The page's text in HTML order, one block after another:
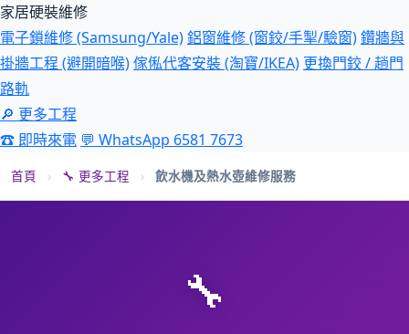
家居硬裝維修
電子鎖維修 (Samsung/Yale)鋁窗維修 (窗鉸/手掣/驗窗)鑽牆與
掛牆工程 (避開暗喉)傢俬代客安裝 (淘寶/IKEA) 更換門鉸 / 趟門
路軌
🔎 更多工程
☎ 即時來電 💬 WhatsApp 6581 7673
首頁 › 🔧 更多工程 › 飲水機及熱水壺維修服務
🔧